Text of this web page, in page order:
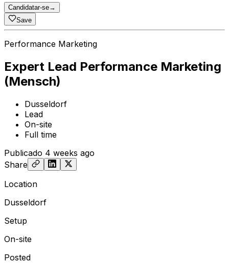
Candidatar-se→
Save
Performance Marketing
Expert Lead Performance Marketing
(Mensch)
Dusseldorf
Lead
On-site
Full time
Publicado 4 weeks ago
Share
Location
Dusseldorf
Setup
On-site
Posted